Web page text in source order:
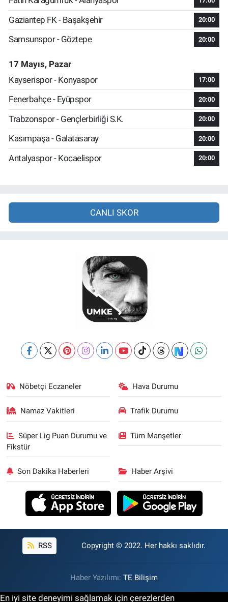
Gaziantep FK - Başakşehir 20:00
Samsunspor - Göztepe 20:00
17 Mayıs, Pazar
Kayserispor - Konyaspor
17:00
Fenerbahçe - Eyüpspor 20:00
Trabzonspor - Gençlerbirliği S.K. 20:00
Kasımpaşa - Galatasaray 20:00
Antalyaspor - Kocaelispor 20:00
CANLI SKOR
Nöbetçi Eczaneler Hava Durumu
Namaz Vakitleri Trafik Durumu
Süper Lig Puan Durumu ve
Fikstür
Tüm Manşetler
Son Dakika Haberleri Haber Arşivi
RSS Copyright © 2022. Her hakkı saklıdır.
Haber Yazılımı: TE Bilişim
En iyi site deneyimi sağlamak için çerezlerden